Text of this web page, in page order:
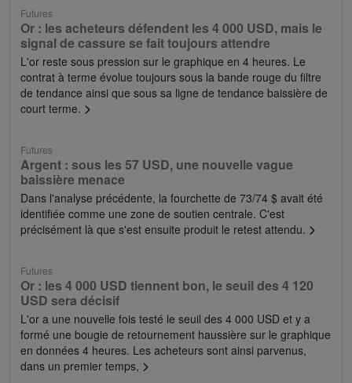
Futures
Or : les acheteurs défendent les 4 000 USD, mais le
signal de cassure se fait toujours attendre
L'or reste sous pression sur le graphique en 4 heures. Le
contrat à terme évolue toujours sous la bande rouge du filtre
de tendance ainsi que sous sa ligne de tendance baissière de
court terme.
Futures
Argent : sous les 57 USD, une nouvelle vague
baissière menace
Dans l'analyse précédente, la fourchette de 73/74 $ avait été
identifiée comme une zone de soutien centrale. C'est
précisément là que s'est ensuite produit le retest attendu.
Futures
Or : les 4 000 USD tiennent bon, le seuil des 4 120
USD sera décisif
L'or a une nouvelle fois testé le seuil des 4 000 USD et y a
formé une bougie de retournement haussière sur le graphique
en données 4 heures. Les acheteurs sont ainsi parvenus,
dans un premier temps,